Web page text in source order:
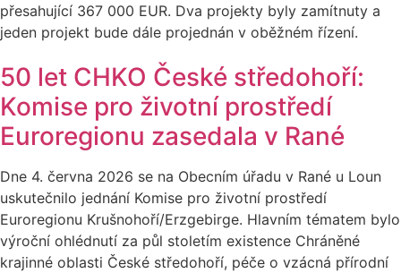
přesahující 367 000 EUR. Dva projekty byly zamítnuty a
jeden projekt bude dále projednán v oběžném řízení.
50 let CHKO České středohoří:
Komise pro životní prostředí
Euroregionu zasedala v Rané
Dne 4. června 2026 se na Obecním úřadu v Rané u Loun
uskutečnilo jednání Komise pro životní prostředí
Euroregionu Krušnohoří/Erzgebirge. Hlavním tématem bylo
výroční ohlédnutí za půl stoletím existence Chráněné
krajinné oblasti České středohoří, péče o vzácná přírodní